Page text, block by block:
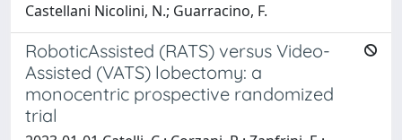
Castellani Nicolini, N.; Guarracino, F.
RoboticAssisted (RATS) versus Video-
Assisted (VATS) lobectomy: a
monocentric prospective randomized
trial